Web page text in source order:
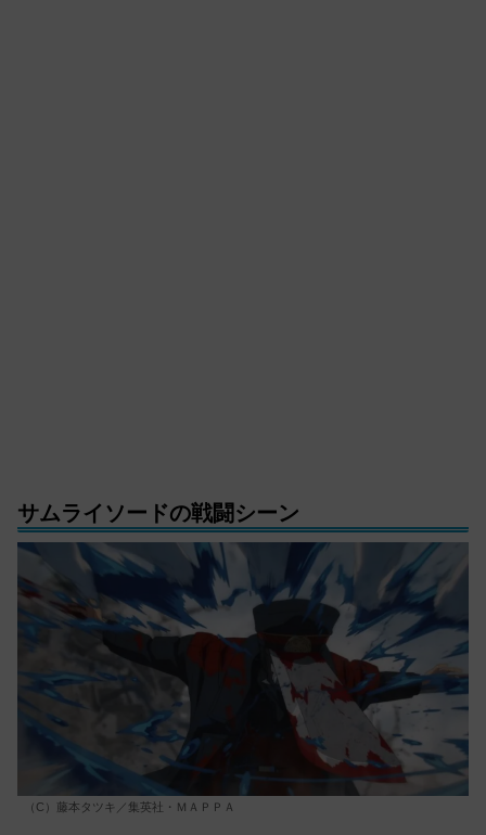
サムライソードの戦闘シーン
（C）藤本タツキ／集英社・ＭＡＰＰＡ